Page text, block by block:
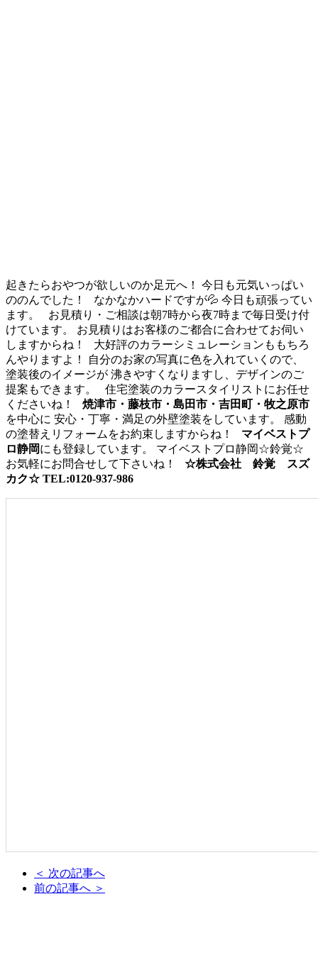
起きたらおやつが欲しいのか足元へ！ 今日も元気いっぱい
ののんでした！ なかなかハードですが💦 今日も頑張ってい
ます。 お見積り・ご相談は朝7時から夜7時まで毎日受け付
けています。 お見積りはお客様のご都合に合わせてお伺い
しますからね！ 大好評のカラーシミュレーションももちろ
んやりますよ！ 自分のお家の写真に色を入れていくので、
塗装後のイメージが 沸きやすくなりますし、デザインのご
提案もできます。 住宅塗装のカラースタイリストにお任せ
くださいね！ 焼津市・藤枝市・島田市・吉田町・牧之原市
を中心に 安心・丁寧・満足の外壁塗装をしています。 感動
の塗替えリフォームをお約束しますからね！ マイベストプ
ロ静岡にも登録しています。 マイベストプロ静岡☆鈴覚☆
お気軽にお問合せして下さいね！ ☆株式会社 鈴覚 スズ
カク☆ TEL:0120-937-986
＜ 次の記事へ
前の記事へ ＞